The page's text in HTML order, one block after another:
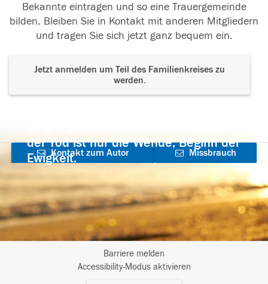
Bekannte eintragen und so eine Trauergemeinde
bilden. Bleiben Sie in Kontakt mit anderen Mitgliedern
und tragen Sie sich jetzt ganz bequem ein.
Jetzt anmelden um Teil des Familienkreises zu
werden.
der Tod ist nur die Wende, Beginn der
Ewigkeit.
Kontakt zum Autor
aufnehmen
Missbrauch
Barriere melden
Accessibility-Modus aktivieren